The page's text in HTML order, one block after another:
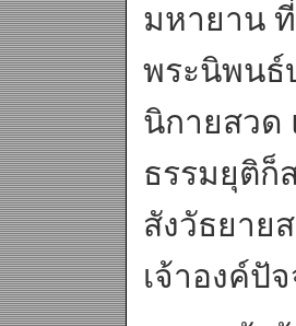
มหายาน
พระนิพนธ์
นิกายสวด
ธรรมยุติ
สังวัธยาย
เจ้าองค์ปั